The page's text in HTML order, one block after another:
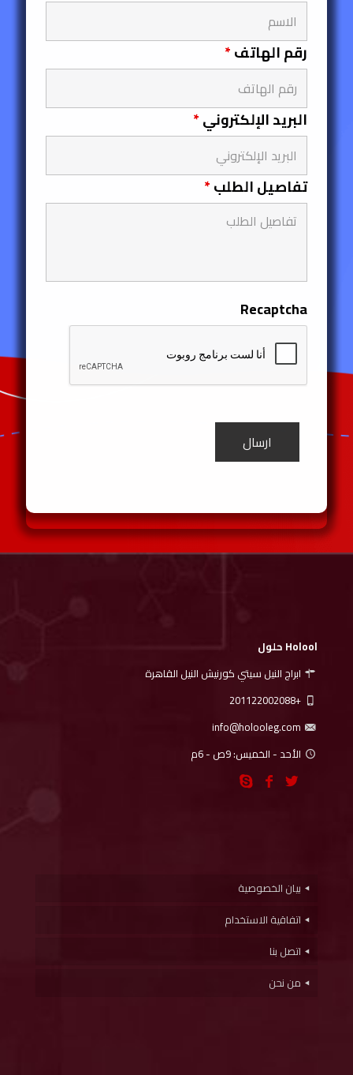
رقم الهاتف*
البريد الإلكتروني*
تفاصيل الطلب*
Recaptcha
Holool حلول
ابراج النيل سيتي كورنيش النيل القاهرة
+201122002088
الأحد - الخميس: 9ص - 6م
بيان الخصوصية
اتفاقية الاستخدام
اتصل بنا
من نحن